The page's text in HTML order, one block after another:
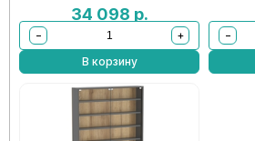
34 098 р.
−
+
В корзину
−